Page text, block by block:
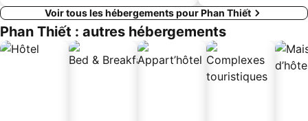
Voir tous les hébergements pour Phan Thiết
Phan Thiết : autres hébergements